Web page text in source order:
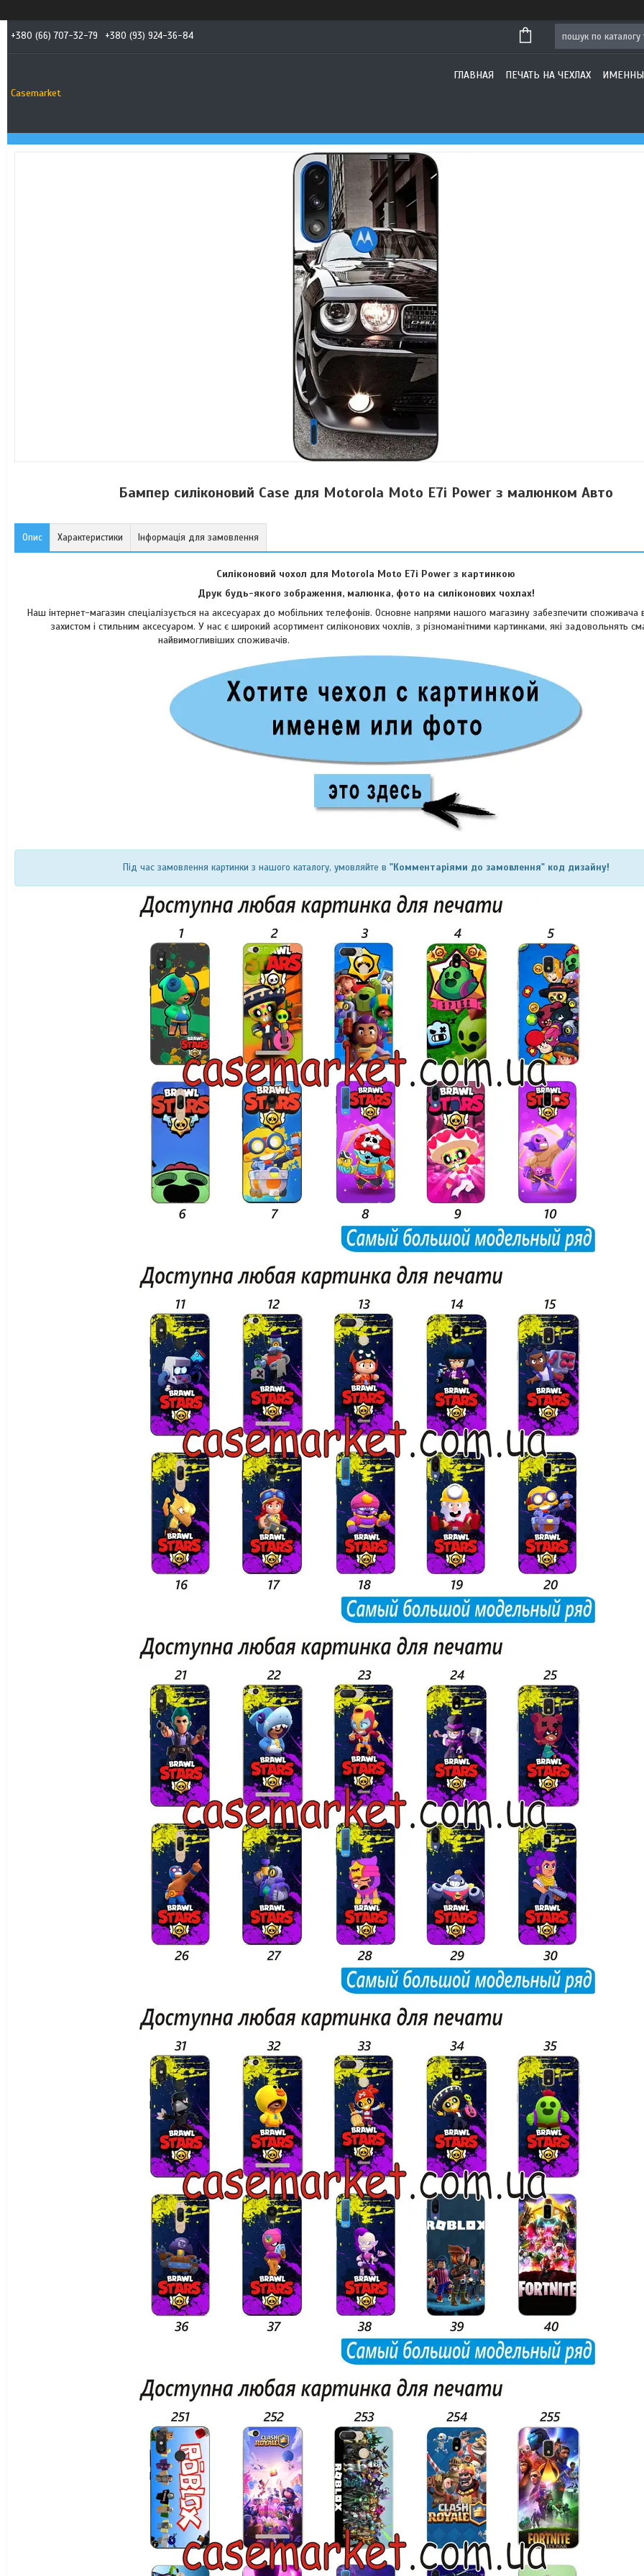
+380 (66) 707-32-79 +380 (93) 924-36-84
Casemarket
ГЛАВНАЯ ПЕЧАТЬ НА ЧЕХЛАХ
Бампер силіконовий Case для Motorola Moto E7i Power з малюнком Авто
Опис Характеристики Інформація для замовлення
Силіконовий чохол для Motorola Moto E7i Power з картинкою
Друк будь-якого зображення, малюнка, фото на силіконових чохлах!
Наш інтернет-магазин спеціалізується на аксесуарах до мобільних телефонів. Основне напрями нашого магазину забезпечити споживача
захистом і стильним аксесуаром. У нас є широкий асортимент силіконових чохлів, з різноманітними картинками, які задовольнять
найвимогливіших споживачів.
Під час замовлення картинки з нашого каталогу, умовляйте в "Комментаріями до замовлення" код дизайну!